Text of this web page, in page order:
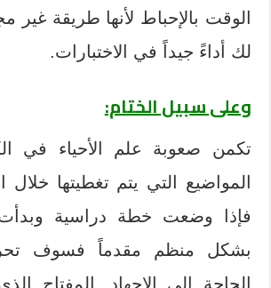
الوقت بالإحباط لأنها طريقة غير
لك أداءً جيداً في الاختبارات.
وعلى سبيل الختام:
تكمن صعوبة علم الأحياء في
المواضيع التي يتم تغطيتها خلال
فإذا وضعت خطة دراسية
بشكل منظم مقدماً فسوف
الحاجة إلى الإجهاد. المفتاح